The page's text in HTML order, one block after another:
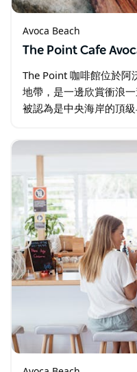
Avoca Beach
The Point Cafe
The Point 咖啡館位於阿
地帶，是一邊欣賞衝浪
被認為是中央海岸的頂